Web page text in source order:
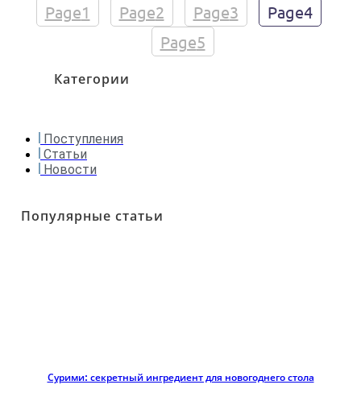
Page1 Page2 Page3 Page4
Page5
Категории
Поступления
Статьи
Новости
Популярные статьи
Сурими: секретный ингредиент для новогоднего стола